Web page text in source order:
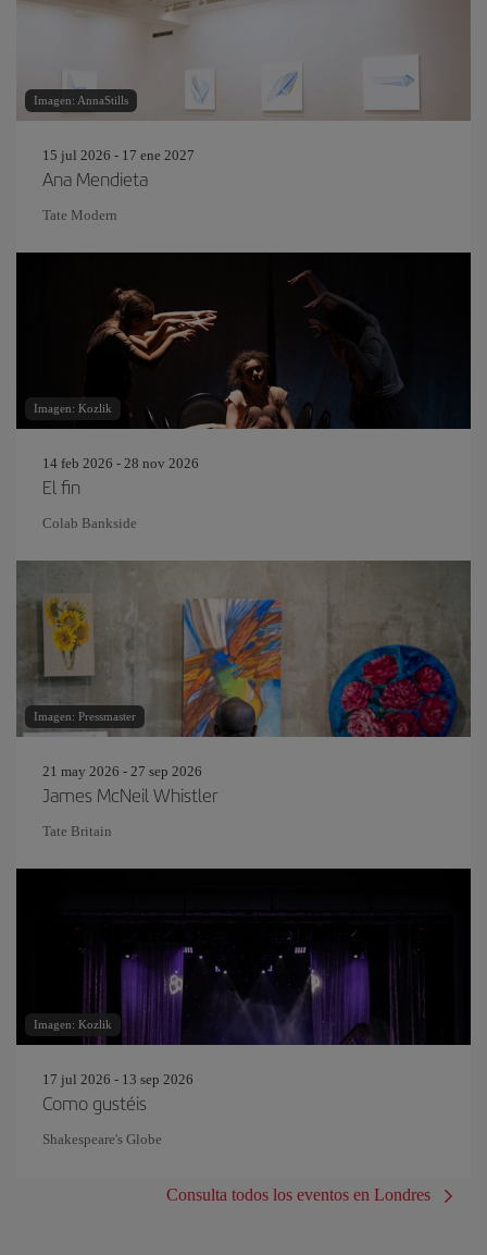
Imagen: AnnaStills
15 jul 2026 - 17 ene 2027
Ana Mendieta
Tate Modern
Imagen: Kozlik
14 feb 2026 - 28 nov 2026
El fin
Colab Bankside
Imagen: Pressmaster
21 may 2026 - 27 sep 2026
James McNeil Whistler
Tate Britain
Imagen: Kozlik
17 jul 2026 - 13 sep 2026
Como gustéis
Shakespeare's Globe
Consulta todos los eventos en Londres